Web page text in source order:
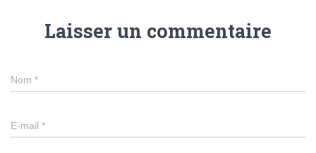
Laisser un commentaire
Nom *
E-mail *